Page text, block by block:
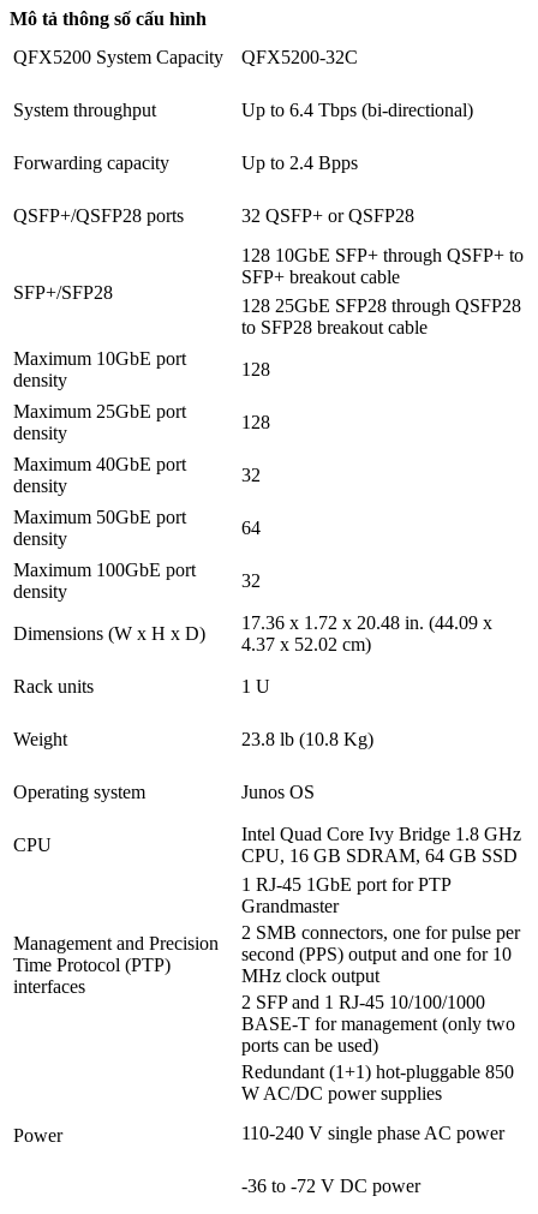
Mô tả thông số cấu hình
QFX5200 System Capacity
QFX5200-32C
System throughput Up to 6.4 Tbps (bi-directional)
Forwarding capacity Up to 2.4 Bpps
QSFP+/QSFP28 ports 32 QSFP+ or QSFP28
SFP+/SFP28
128 10GbE SFP+ through QSFP+ to
SFP+ breakout cable
128 25GbE SFP28 through QSFP28
to SFP28 breakout cable
Maximum 10GbE port
density
128
Maximum 25GbE port
density
128
Maximum 40GbE port
density
32
Maximum 50GbE port
density
64
Maximum 100GbE port
density
32
Dimensions (W x H x D)
17.36 x 1.72 x 20.48 in. (44.09 x
4.37 x 52.02 cm)
Rack units 1 U
Weight 23.8 lb (10.8 Kg)
Operating system Junos OS
CPU
Intel Quad Core Ivy Bridge 1.8 GHz
CPU, 16 GB SDRAM, 64 GB SSD
Management and Precision
Time Protocol (PTP)
interfaces
1 RJ-45 1GbE port for PTP
Grandmaster
2 SMB connectors, one for pulse per
second (PPS) output and one for 10
MHz clock output
2 SFP and 1 RJ-45 10/100/1000
BASE-T for management (only two
ports can be used)
Power
Redundant (1+1) hot-pluggable 850
W AC/DC power supplies
110-240 V single phase AC power
-36 to -72 V DC power